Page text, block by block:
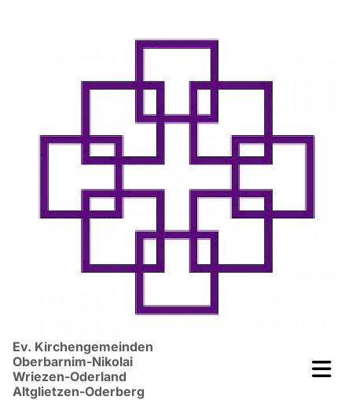
Ev. Kirchengemeinden
Oberbarnim-Nikolai
Wriezen-Oderland
Altglietzen-Oderberg